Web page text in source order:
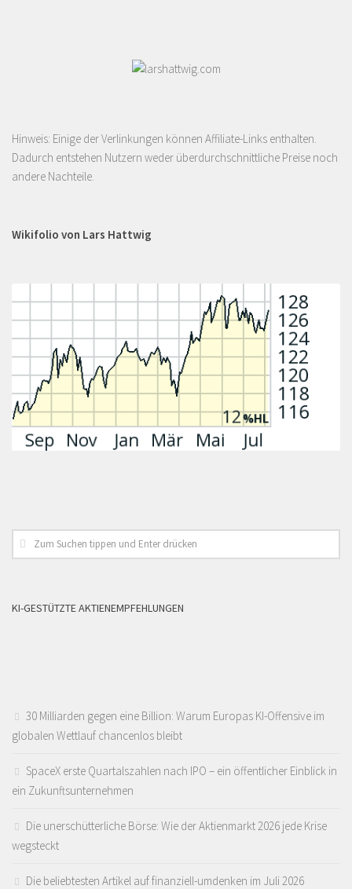
Hinweis: Einige der Verlinkungen können Affiliate-Links enthalten.
Dadurch entstehen Nutzern weder überdurchschnittliche Preise noch
andere Nachteile.
Wikifolio von Lars Hattwig
KI-GESTÜTZTE AKTIENEMPFEHLUNGEN
30 Milliarden gegen eine Billion: Warum Europas KI-Offensive im
globalen Wettlauf chancenlos bleibt
SpaceX erste Quartalszahlen nach IPO – ein öffentlicher Einblick in
ein Zukunftsunternehmen
Die unerschütterliche Börse: Wie der Aktienmarkt 2026 jede Krise
wegsteckt
Die beliebtesten Artikel auf finanziell-umdenken im Juli 2026